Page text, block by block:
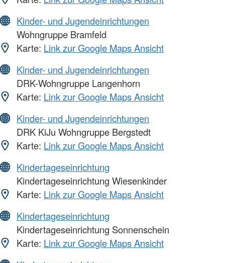
Kinder- und Jugendeinrichtungen
Wohngruppe Bramfeld
Karte: Link zur Google Maps Ansicht
Kinder- und Jugendeinrichtungen
DRK-Wohngruppe Langenhorn
Karte: Link zur Google Maps Ansicht
Kinder- und Jugendeinrichtungen
DRK KiJu Wohngruppe Bergstedt
Karte: Link zur Google Maps Ansicht
Kindertageseinrichtung
Kindertageseinrichtung Wiesenkinder
Karte: Link zur Google Maps Ansicht
Kindertageseinrichtung
Kindertageseinrichtung Sonnenschein
Karte: Link zur Google Maps Ansicht